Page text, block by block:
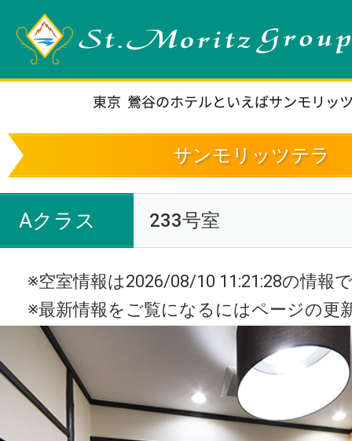
サンモリッツテラ
233号室
Aクラス
※空室情報は2026/08/10 11:21:28の情報
※最新情報をご覧になるにはページの更